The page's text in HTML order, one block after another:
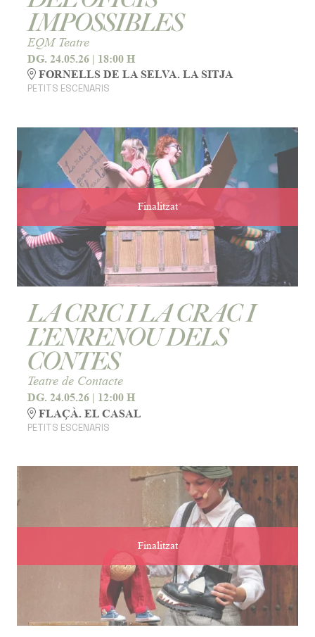
IMPOSSIBLES
EQM Teatre
DG. 24.05.26 | 18:00 H
FORNELLS DE LA SELVA. LA SITJA
PETITS ESCENARIS
Finalitzat
LA CRIC I LA CRAC I
L’ENRENOU DELS
CONTES
Teatre de Contacte
DG. 24.05.26 | 12:00 H
FLAÇÀ. EL CASAL
PETITS ESCENARIS
Finalitzat